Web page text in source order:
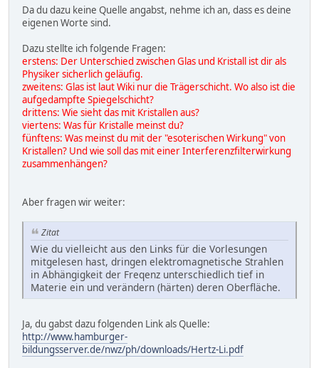
Da du dazu keine Quelle angabst, nehme ich an, dass es deine
eigenen Worte sind.
Dazu stellte ich folgende Fragen:
erstens: Der Unterschied zwischen Glas und Kristall ist dir als
Physiker sicherlich geläufig.
zweitens: Glas ist laut Wiki nur die Trägerschicht. Wo also ist die
aufgedampfte Spiegelschicht?
drittens: Wie sieht das mit Kristallen aus?
viertens: Was für Kristalle meinst du?
fünftens: Was meinst du mit der "esoterischen Wirkung" von
Kristallen? Und wie soll das mit einer Interferenzfilterwirkung
zusammenhängen?
Aber fragen wir weiter:
Zitat
Wie du vielleicht aus den Links für die Vorlesungen
mitgelesen hast, dringen elektromagnetische Strahlen
in Abhängigkeit der Freqenz unterschiedlich tief in
Materie ein und verändern (härten) deren Oberfläche.
Ja, du gabst dazu folgenden Link als Quelle:
http://www.hamburger-
bildungsserver.de/nwz/ph/downloads/Hertz-Li.pdf